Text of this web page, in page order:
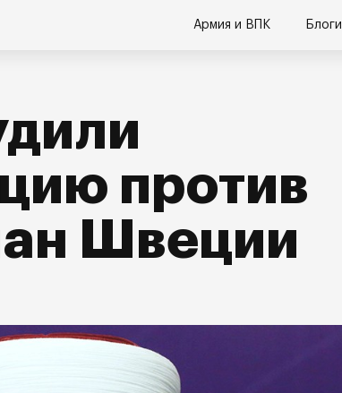
Армия и ВПК Блоги
против
Швеции